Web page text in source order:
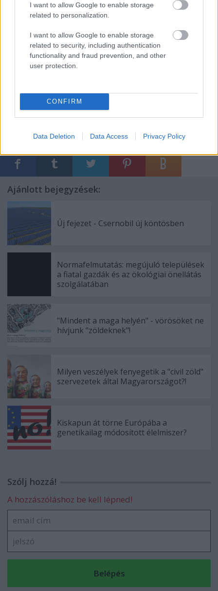
I want to allow Google to enable storage
related to personalization.
I want to allow Google to enable storage
related to security, including authentication
functionality and fraud prevention, and other
user protection.
CONFIRM
Data Deletion Data Access Privacy Policy
A kesztyű viszont nem lényeges: hogy tud
edződni az immunrendszer, ha nem kerül
kapcsolatba egy csomó kórokozóval? Viszont
megfontolandó az, hogy a kezünket - az utca
piszkától - inkább a természet hívószava előtt
mossuk meg, mintsem ahogy szoktuk: utána.
Címkék:praktika város túlélés
Ajánlott bejegyzések:
Új fejezet - Csernobil új köntösben
Normafelmutatás: megújuló települések
a fiatal gazdák és az ökológiai önellátás
szolgálatában
"Mindent a maga helyén" - vörösöket ne
hívjunk "zöldeknek"!
Milyen veszélyek fenyegetik a "civil zöld"
szervezetek által Magyarországot?!
Kiskapun át törne Európába a
genetikailag módosított élelmiszer?
Szólj hozzá!
A hozzászóláshoz be kell lépned!